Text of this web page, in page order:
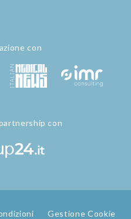
con
con
Gestione Cookie